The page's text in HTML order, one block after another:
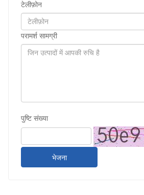
टेलीफ़ोन
परामर्श सामग्री
पुष्टि संख्या
भेजना